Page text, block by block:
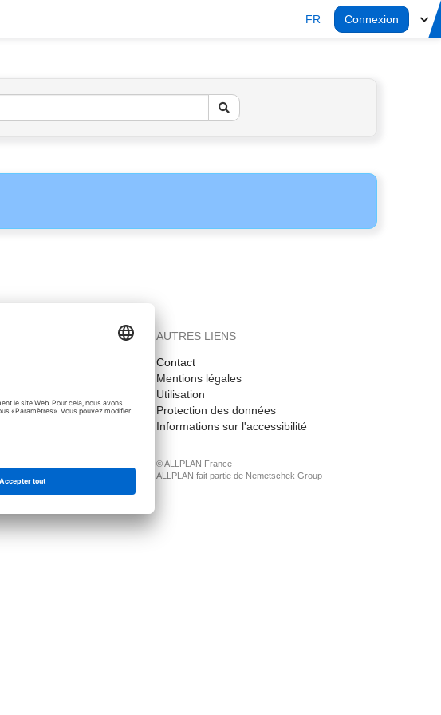
FR Connexion
AUTRES LIENS
Contact
Mentions légales
Utilisation
Protection des données
Informations sur l'accessibilité
© ALLPLAN France
ALLPLAN fait partie de Nemetschek Group